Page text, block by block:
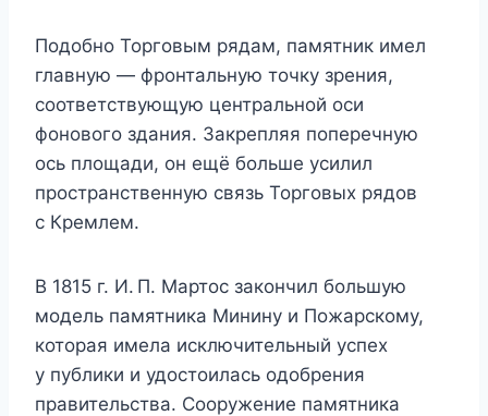
Подобно Торговым рядам, памятник имел
главную — фронтальную точку зрения,
соответствующую центральной оси
фонового здания. Закрепляя поперечную
ось площади, он ещё больше усилил
пространственную связь Торговых рядов
с Кремлем.
В 1815 г. И. П. Мартос закончил большую
модель памятника Минину и Пожарскому,
которая имела исключительный успех
у публики и удостоилась одобрения
правительства. Сооружение памятника